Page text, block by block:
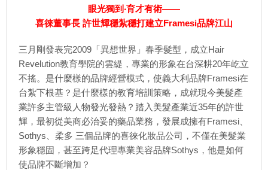
眼光獨到‧育才有術——
喜徠董事長 許世輝穩紮穩打建立Framesi品牌江山
三月剛發表完2009「異想世界」春季髮型，成立Hair
Revelution教育學院的雲緹，專業的形象在台深耕20年屹立
不搖。是什麼樣的品牌經營模式，使義大利品牌Framesi在
台紮下根基？是什麼樣的教育培訓策略，成就現今美髮產
業許多主管級人物發光發熱？踏入美髮產業近35年的許世
輝，最初從美商必治妥的藥品業務，發展成擁有Framesi、
Sothys、柔多 三個品牌的喜徠化妝品公司，不僅在美髮業
形象穩固，甚至跨足代理專業美容品牌Sothys，他是如何
使品牌不斷增加？